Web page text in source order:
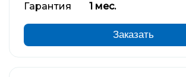
Гарантия
1 мес.
Заказать